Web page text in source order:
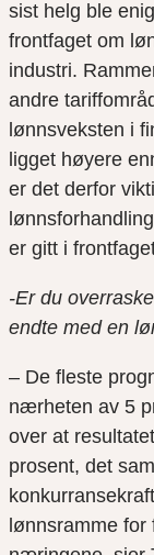
sist helg ble
frontfaget om
industri.
andre
lønnsveksten i
ligget høyere
er det derfor
er gitt i
-Er du
endte med en
– De fleste
nærheten av 5
over at
prosent, det
lønnsramme